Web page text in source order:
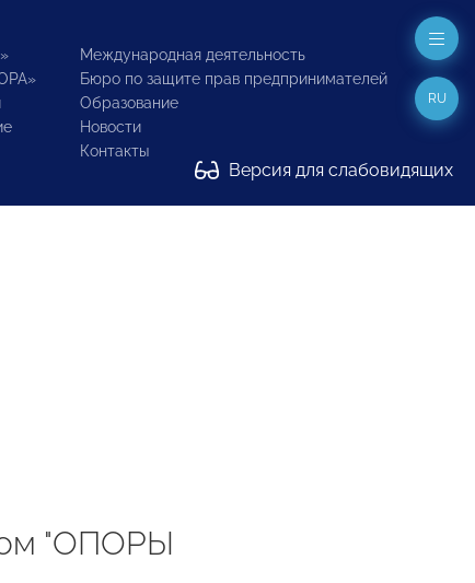
Международная деятельность
Бюро по защите прав предпринимателей
Образование
Новости
Контакты
Версия для слабовидящих
RU
"ОПОРЫ